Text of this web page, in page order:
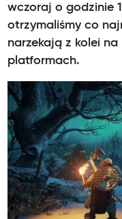
wczoraj o godzinie
otrzymaliśmy co
narzekają z kolei na
platformach.